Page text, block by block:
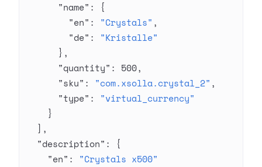
      "name"
: {
        "en"
: "Crystals" ,
        "de"
: "Kristalle"
      },
      "quantity"
: 500,
      "sku"
: "com.xsolla.crystal_2" ,
      "type"
: "virtual_currency"
    }
  ],
  "description"
: {
    "en"
: "Crystals x500"